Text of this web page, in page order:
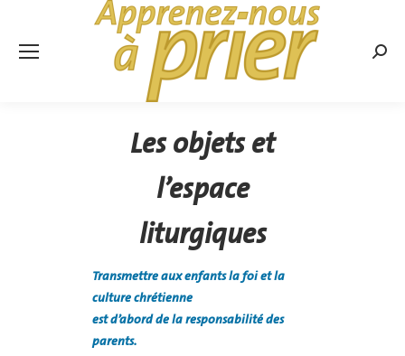
Les objets et
l’espace
liturgiques
Transmettre aux enfants la foi et la
culture chrétienne
est d’abord de la responsabilité des
parents.